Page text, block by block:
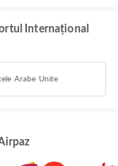
Internațional
Arabe Unite